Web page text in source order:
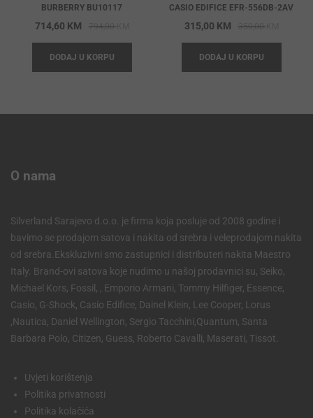
BURBERRY BU10117
794,00KM
price
794,00 KM.
714,60 KM
price
714,60 KM.
DODAJ U KORPU
CASIO EDIFICE EFR-556DB-2AV
350,00KM
price
350,00
315,00 KM
price
315,00
DODAJ U KORPU
O nama
Silverland Sarajevo d.o.o. je firma koja posluje od 2008 godine i
bavimo se prodajom satova i nakita od srebra i veleprodajom nakita
od srebra.Ekskluzivni smo zastupnici i distributeri nakita Maestro
Italy. Brand-ovi satova koje nudimo u našoj prodavnici su, Seiko,
Michael Kors, Fossil, , Emporio Armani, Tommy Hilfiger, Essence,
Casio, G-Shock, Casio Edifice, Dainel Klein, Lee Cooper, Lorus
,Nautica, Daniel Wellington, Sergio Tacchini,Quantum, Santa
Barbara Polo, Citizen, Guess, Roberto Cavalli, Maserati, Tissot.
Uvjeti korištenja
Politika privatnosti
Politika kolačića